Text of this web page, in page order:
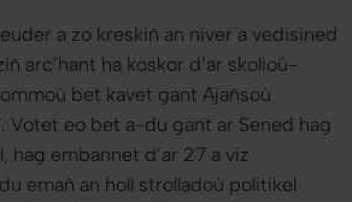
a zo kreskiñ an niver a vedisined
arc’hant ha koskor d’ar skolioù-
bet kavet gant Ajañsoù
Votet eo bet a-du gant ar Sened hag
hag embannet d’ar 27 a viz
emañ an holl strolladoù politikel